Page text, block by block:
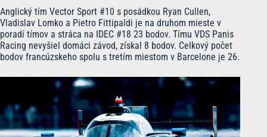
Anglický tím Vector Sport #10 s posádkou Ryan Cullen,
Vladislav Lomko a Pietro Fittipaldi je na druhom mieste v
poradí tímov a stráca na IDEC #18 23 bodov. Tímu VDS Panis
Racing nevyšiel domáci závod, získal 8 bodov. Celkový počet
bodov francúzskeho spolu s tretím miestom v Barcelone je 26.